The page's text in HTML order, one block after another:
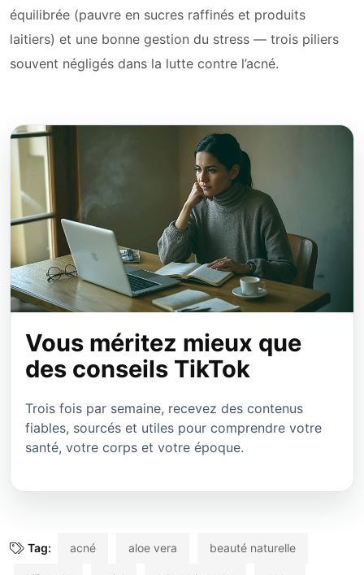
équilibrée (pauvre en sucres raffinés et produits
laitiers) et une bonne gestion du stress — trois piliers
souvent négligés dans la lutte contre l’acné.
Vous méritez mieux que
des conseils TikTok
Trois fois par semaine, recevez des contenus
fiables, sourcés et utiles pour comprendre votre
santé, votre corps et votre époque.
Tag: acné aloe vera beauté naturelle